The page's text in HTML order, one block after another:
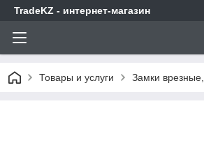
TradeKZ - интернет-магазин
Товары и услуги Замки